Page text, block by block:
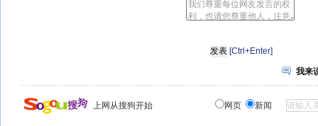
[Ctrl+Enter]
我来
上网从搜狗开始 网页 新闻